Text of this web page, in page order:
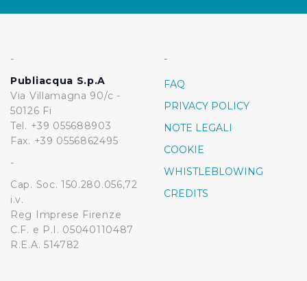
-
Publiacqua S.p.A
Via Villamagna 90/c -
50126 Fi
Tel. +39 055688903
Fax. +39 0556862495
-
Cap. Soc. 150.280.056,72
i.v.
Reg Imprese Firenze
C.F. e P.I. 05040110487
R.E.A. 514782
-
FAQ
PRIVACY POLICY
NOTE LEGALI
COOKIE
WHISTLEBLOWING
CREDITS